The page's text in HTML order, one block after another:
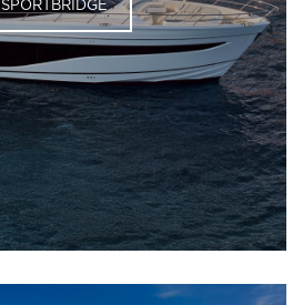
SPORTBRIDGE